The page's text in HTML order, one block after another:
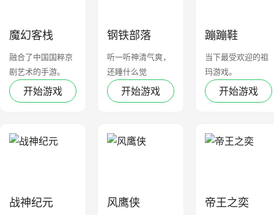
魔幻客栈
融合了中国国粹京
剧艺术的手游。
开始游戏
钢铁部落
听一听神清气爽，
还睡什么觉
开始游戏
蹦蹦鞋
当下最受欢迎的祖
玛游戏。
开始游戏
战神纪元 风鹰侠 帝王之奕